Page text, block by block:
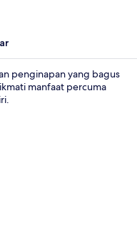
renang terbuka
penginapan yang bagus
manfaat percuma